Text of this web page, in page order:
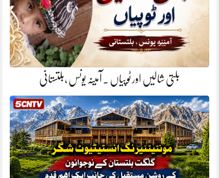
بلتی شالیں اور ٹوپیاں . آمینہ یونس ،بلتستانی